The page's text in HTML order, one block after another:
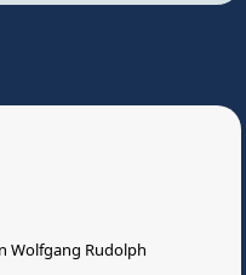
Wolfgang Rudolph